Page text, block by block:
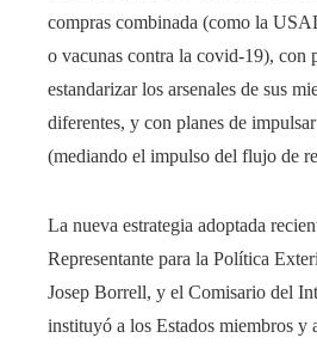
compras combinada (como la
o vacunas contra la covid-19), con
estandarizar los arsenales de sus
diferentes, y con planes de
(mediando el impulso del flujo de
La nueva estrategia adoptada
Representante para la Política
Josep Borrell, y el Comisario del
instituyó a los Estados miembros y